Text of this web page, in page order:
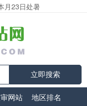
月23日处暑
立即搜索
网站 地区排名